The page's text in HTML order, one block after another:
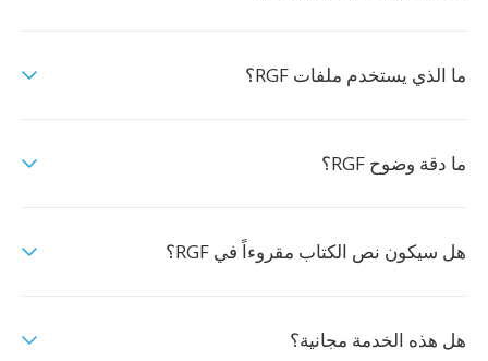
ما الذي يستخدم ملفات RGF؟
ما دقة وضوح RGF؟
هل سيكون نص الكتاب مقروءاً في RGF؟
هل هذه الخدمة مجانية؟